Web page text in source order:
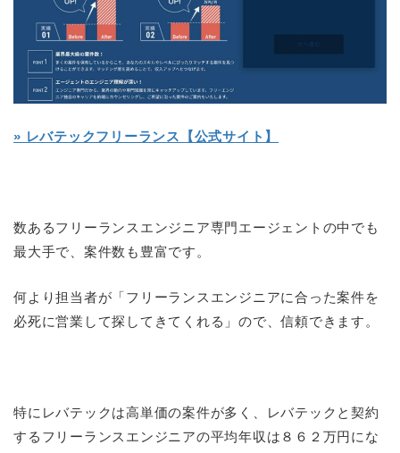
» レバテックフリーランス【公式サイト】
数あるフリーランスエンジニア専門エージェントの中でも
最大手で、案件数も豊富です。
何より担当者が「フリーランスエンジニアに合った案件を
必死に営業して探してきてくれる」ので、信頼できます。
特にレバテックは高単価の案件が多く、レバテックと契約
するフリーランスエンジニアの平均年収は８６２万円にな